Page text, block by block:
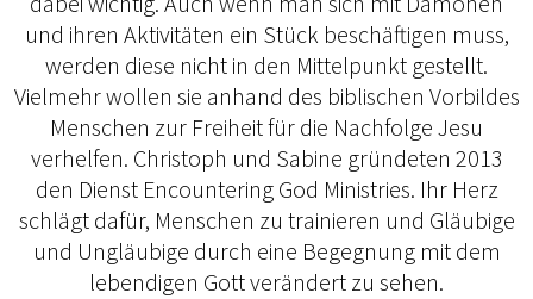
und ihren Aktivitäten ein Stück beschäftigen muss,
werden diese nicht in den Mittelpunkt gestellt.
Vielmehr wollen sie anhand des biblischen Vorbildes
Menschen zur Freiheit für die Nachfolge Jesu
verhelfen. Christoph und Sabine gründeten 2013
den Dienst Encountering God Ministries. Ihr Herz
schlägt dafür, Menschen zu trainieren und Gläubige
und Ungläubige durch eine Begegnung mit dem
lebendigen Gott verändert zu sehen.